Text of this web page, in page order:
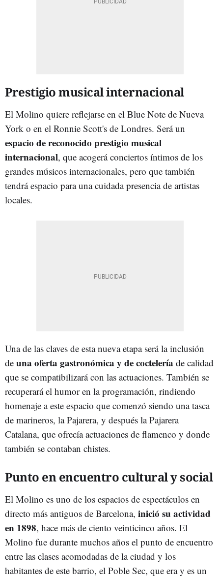
Prestigio musical internacional
El Molino quiere reflejarse en el Blue Note de Nueva
York o en el Ronnie Scott's de Londres. Será un
espacio de reconocido prestigio musical
internacional, que acogerá conciertos íntimos de los
grandes músicos internacionales, pero que también
tendrá espacio para una cuidada presencia de artistas
locales.
Una de las claves de esta nueva etapa será la inclusión
de una oferta gastronómica y de coctelería de calidad
que se compatibilizará con las actuaciones. También se
recuperará el humor en la programación, rindiendo
homenaje a este espacio que comenzó siendo una tasca
de marineros, la Pajarera, y después la Pajarera
Catalana, que ofrecía actuaciones de flamenco y donde
también se contaban chistes.
Punto en encuentro cultural y social
El Molino es uno de los espacios de espectáculos en
directo más antiguos de Barcelona, inició su actividad
en 1898, hace más de ciento veinticinco años. El
Molino fue durante muchos años el punto de encuentro
entre las clases acomodadas de la ciudad y los
habitantes de este barrio, el Poble Sec, que era y es un